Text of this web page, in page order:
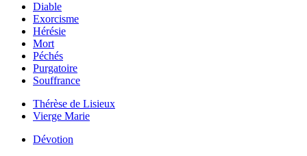
Diable
Exorcisme
Hérésie
Mort
Péchés
Purgatoire
Souffrance
Thérèse de Lisieux
Vierge Marie
Dévotion